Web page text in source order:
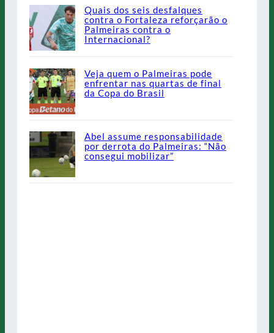
Quais dos seis desfalques
contra o Fortaleza reforçarão o
Palmeiras contra o
Internacional?
Veja quem o Palmeiras pode
enfrentar nas quartas de final
da Copa do Brasil
Abel assume responsabilidade
por derrota do Palmeiras: “Não
consegui mobilizar”